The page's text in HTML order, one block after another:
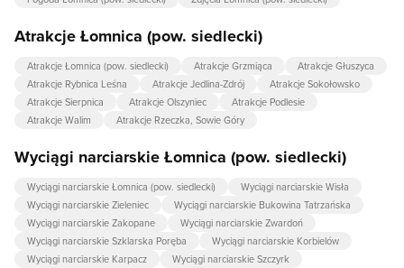
Atrakcje Łomnica (pow. siedlecki)
Atrakcje Łomnica (pow. siedlecki) Atrakcje Grzmiąca
Atrakcje Głuszyca
Atrakcje Rybnica Leśna
Atrakcje Jedlina-Zdrój
Atrakcje Sokołowsko
Atrakcje Sierpnica
Atrakcje Olszyniec
Atrakcje Podlesie
Atrakcje Walim
Atrakcje Rzeczka, Sowie Góry
Wyciągi narciarskie Łomnica (pow. siedlecki)
Wyciągi narciarskie Łomnica (pow. siedlecki)
Wyciągi narciarskie Wisła
Wyciągi narciarskie Zieleniec
Wyciągi narciarskie Bukowina Tatrzańska
Wyciągi narciarskie Zakopane
Wyciągi narciarskie Zwardoń
Wyciągi narciarskie Szklarska Poręba
Wyciągi narciarskie Korbielów
Wyciągi narciarskie Karpacz
Wyciągi narciarskie Szczyrk